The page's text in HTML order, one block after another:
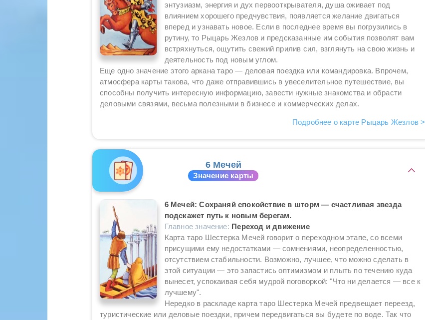
энтузиазм, энергия и дух первооткрывателя, душа оживает под
влиянием хорошего предчувствия, появляется желание двигаться
вперед и узнавать новое. Если в последнее время вы погрузились в
рутину, то Рыцарь Жезлов и предсказанные им события позволят вам
встряхнуться, ощутить свежий прилив сил, взглянуть на свою жизнь и
деятельность под новым углом.
Еще одно значение этого аркана таро — деловая поездка или командировка. Впрочем,
атмосфера карты такова, что даже отправившись в увеселительное путешествие, вы
способны получить интересную информацию, завести нужные знакомства и обрасти
деловыми связями, весьма полезными в бизнесе и коммерческих делах.
Подробнее о карте Рыцарь Жезлов >
6 Мечей
Значение карты
6 Мечей: Сохраняй спокойствие в шторм — счастливая звезда
подскажет путь к новым берегам.
Главное значение: Переход и движение
Карта таро Шестерка Мечей говорит о переходном этапе, со всеми
присущими ему недостатками — сомнениями, неопределенностью,
отсутствием стабильности. Возможно, лучшее, что можно сделать в
этой ситуации — это запастись оптимизмом и плыть по течению куда
вынесет, успокаивая себя мудрой поговоркой: "Что ни делается — все к
лучшему".
Нередко в раскладе карта таро Шестерка Мечей предвещает переезд,
туристические или деловые поездки, причем передвигаться вы будете по воде. Так что